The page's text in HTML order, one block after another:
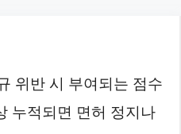
위반 시 부여되는 점수
누적되면 면허 정지나